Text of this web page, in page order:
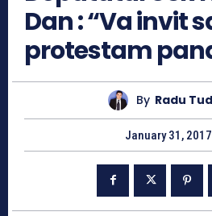
Dan : “Va invit
protestam
By Radu
January 31, 2017